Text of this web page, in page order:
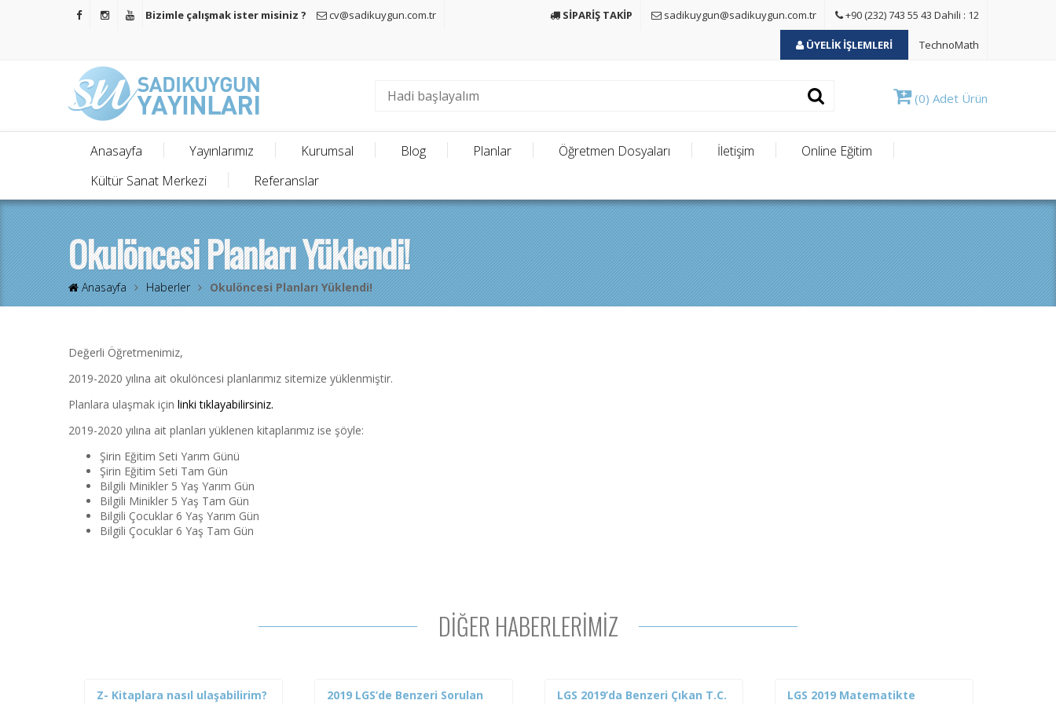
Bizimle çalışmak ister misiniz ? cv@sadikuygun.com.tr SİPARİŞ TAKİP sadikuygun@sadikuygun.com.tr +90 (232) 743 55 43 Dahili : 12
ÜYELİK İŞLEMLERİ TechnoMath
(0) Adet Ürün
Anasayfa Yayınlarımız Kurumsal Blog Planlar Öğretmen Dosyaları İletişim
Online Eğitim
Kültür Sanat Merkezi
Referanslar
Okulöncesi Planları Yüklendi!
Anasayfa Haberler Okulöncesi Planları Yüklendi!
Değerli Öğretmenimiz,
2019-2020 yılına ait okulöncesi planlarımız sitemize yüklenmiştir.
Planlara ulaşmak için linki tıklayabilirsiniz.
2019-2020 yılına ait planları yüklenen kitaplarımız ise şöyle:
Şirin Eğitim Seti Yarım Günü
Şirin Eğitim Seti Tam Gün
Bilgili Minikler 5 Yaş Yarım Gün
Bilgili Minikler 5 Yaş Tam Gün
Bilgili Çocuklar 6 Yaş Yarım Gün
Bilgili Çocuklar 6 Yaş Tam Gün
DİĞER HABERLERİMİZ
Z- Kitaplara nasıl ulaşabilirim?
2019 LGS’de Benzeri Sorulan
LGS 2019’da Benzeri Çıkan T.C.
LGS 2019 Matematikte